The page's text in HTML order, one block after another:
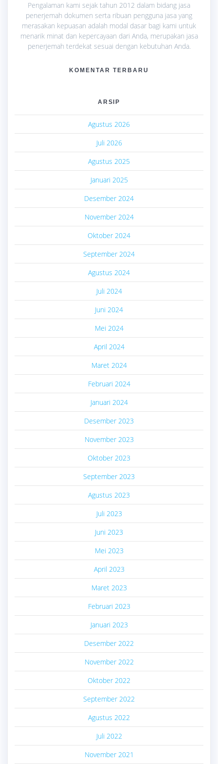
Pengalaman kami sejak tahun 2012 dalam bidang jasa
penerjemah dokumen serta ribuan pengguna jasa yang
merasakan kepuasan adalah modal dasar bagi kami untuk
menarik minat dan kepercayaan dari Anda, merupakan jasa
penerjemah terdekat sesuai dengan kebutuhan Anda.
KOMENTAR TERBARU
ARSIP
Agustus 2026
Juli 2026
Agustus 2025
Januari 2025
Desember 2024
November 2024
Oktober 2024
September 2024
Agustus 2024
Juli 2024
Juni 2024
Mei 2024
April 2024
Maret 2024
Februari 2024
Januari 2024
Desember 2023
November 2023
Oktober 2023
September 2023
Agustus 2023
Juli 2023
Juni 2023
Mei 2023
April 2023
Maret 2023
Februari 2023
Januari 2023
Desember 2022
November 2022
Oktober 2022
September 2022
Agustus 2022
Juli 2022
November 2021